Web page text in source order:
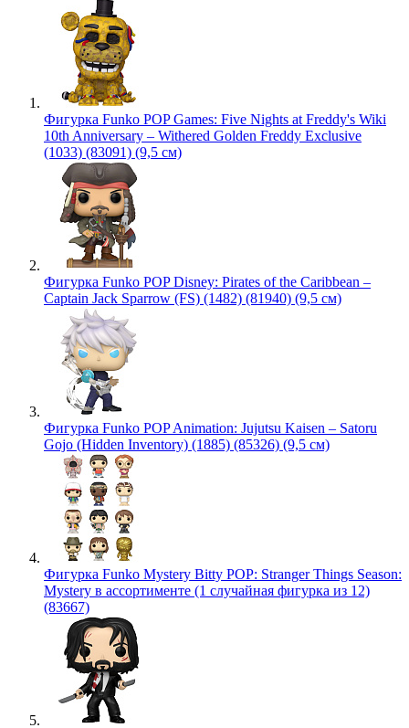
Фигурка Funko POP Games: Five Nights at Freddy's Wiki
10th Anniversary – Withered Golden Freddy Exclusive
(1033) (83091) (9,5 см)
Фигурка Funko POP Disney: Pirates of the Caribbean –
Captain Jack Sparrow (FS) (1482) (81940) (9,5 см)
Фигурка Funko POP Animation: Jujutsu Kaisen – Satoru
Gojo (Hidden Inventory) (1885) (85326) (9,5 см)
Фигурка Funko Mystery Bitty POP: Stranger Things Season:
Mystery в ассортименте (1 случайная фигурка из 12)
(83667)